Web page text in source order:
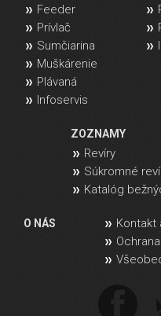
Feeder
Prívlač
Sumčiarina
Muškárenie
Plávaná
Infoservis
ZOZNAMY
Revíry
Súkromné
Katalóg
O NÁS
Kontakt